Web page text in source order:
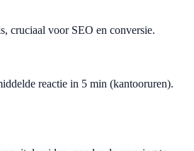
cruciaal voor SEO en conversie.
reactie in 5 min (kantooruren).